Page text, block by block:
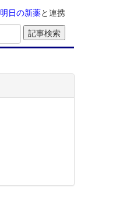
明日の新薬と連携